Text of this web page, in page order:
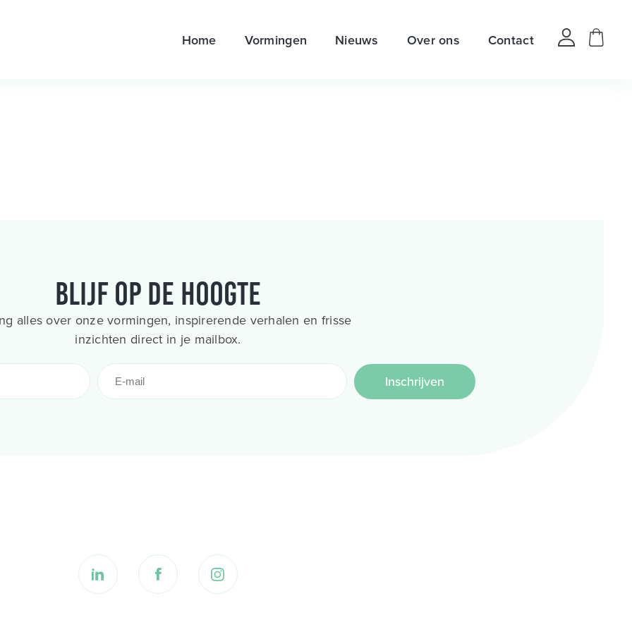
Home Vormingen Nieuws Over ons Contact
Blijf op de hoogte
alles over onze vormingen, inspirerende verhalen en frisse
inzichten direct in je mailbox.
Inschrijven